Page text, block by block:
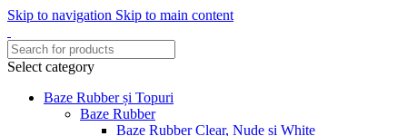
Skip to navigation Skip to main content
Select category
Baze Rubber și Topuri
Baze Rubber
Baze Rubber Clear, Nude si White